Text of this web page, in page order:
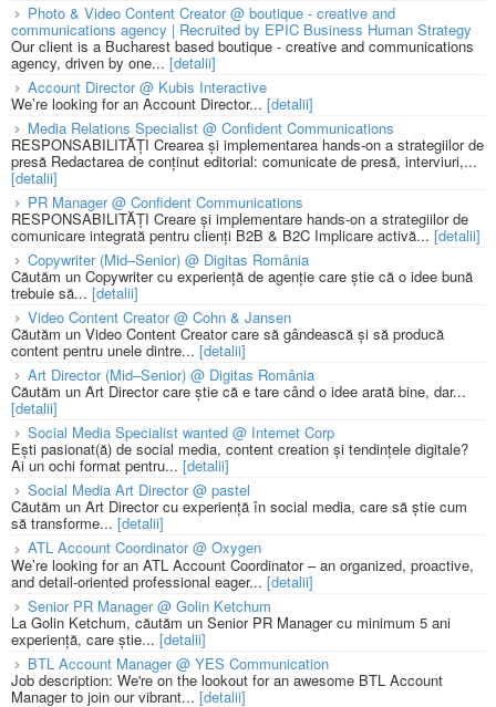
Photo & Video Content Creator @ boutique - creative and
communications agency | Recruited by EPIC Business Human Strategy
Our client is a Bucharest based boutique - creative and communications
agency, driven by one... [detalii]
Account Director @ Kubis Interactive
We’re looking for an Account Director... [detalii]
Media Relations Specialist @ Confident Communications
RESPONSABILITĂȚI Crearea și implementarea hands-on a strategiilor de
presă Redactarea de conținut editorial: comunicate de presă, interviuri,...
[detalii]
PR Manager @ Confident Communications
RESPONSABILITĂȚI Creare și implementare hands-on a strategiilor de
comunicare integrată pentru clienți B2B & B2C Implicare activă... [detalii]
Copywriter (Mid–Senior) @ Digitas România
Căutăm un Copywriter cu experiență de agenție care știe că o idee bună
trebuie să... [detalii]
Video Content Creator @ Cohn & Jansen
Căutăm un Video Content Creator care să gândească și să producă
content pentru unele dintre... [detalii]
Art Director (Mid–Senior) @ Digitas România
Căutăm un Art Director care știe că e tare când o idee arată bine, dar...
[detalii]
Social Media Specialist wanted @ Internet Corp
Ești pasionat(ă) de social media, content creation și tendințele digitale?
Ai un ochi format pentru... [detalii]
Social Media Art Director @ pastel
Căutăm un Art Director cu experiență în social media, care să știe cum
să transforme... [detalii]
ATL Account Coordinator @ Oxygen
We’re looking for an ATL Account Coordinator – an organized, proactive,
and detail-oriented professional eager... [detalii]
Senior PR Manager @ Golin Ketchum
La Golin Ketchum, căutăm un Senior PR Manager cu minimum 5 ani
experiență, care știe... [detalii]
BTL Account Manager @ YES Communication
Job description: We're on the lookout for an awesome BTL Account
Manager to join our vibrant... [detalii]